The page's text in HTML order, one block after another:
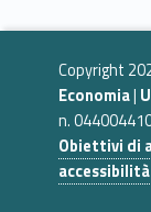
o
o
k
o
n
Copyright
Economia|
n.
Obiettivi di
accessibilità